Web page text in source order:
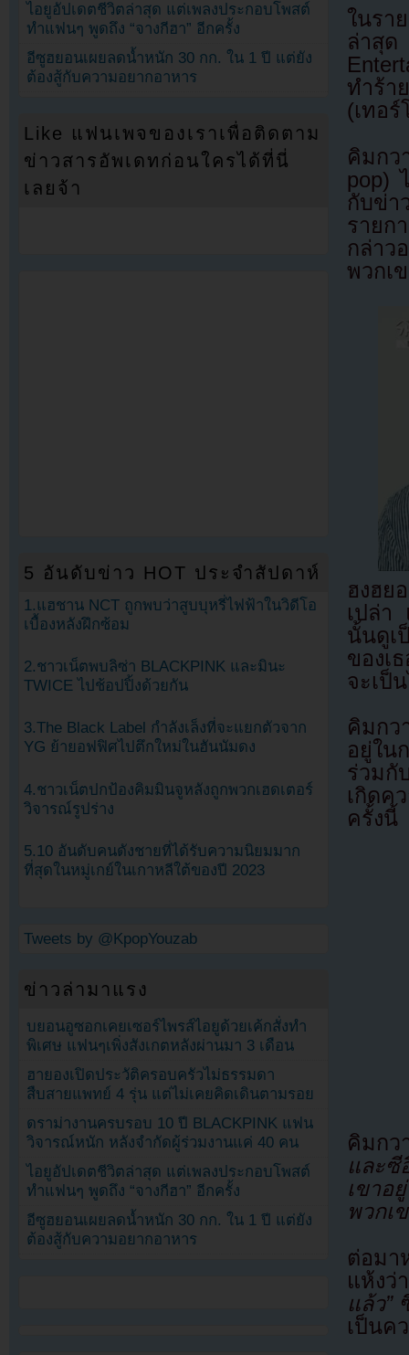
ในรา
ล่าสุ
ทำร้า
(เทอร์
คิมกว
pop)
กับข่
รายก
กล่าว
พวกเ
ฮงฮย
เปล่า
นั้นดูเ
ของเ
จะเป็
คิมกว
อยู่ใน
ร่วมกั
เกิดค
ครั้งนี้
คิมกว
และซี
เขาอ
พวกเ
ต่อมา
แห้งว่า
แล้ว”
เป็นค
ไอยูอัปเดตชีวิตล่าสุด แต่เพลงประกอบโพสต์
ทำแฟนๆ พูดถึง “จางกีฮา” อีกครั้ง
อีซูฮยอนเผยลดน้ำหนัก 30 กก. ใน 1 ปี แต่ยัง
ต้องสู้กับความอยากอาหาร
Like แฟนเพจของเราเพื่อติดตาม
ข่าวสารอัพเดทก่อนใครได้ที่นี่
เลยจ้า
5 อันดับข่าว HOT ประจำสัปดาห์
1.แฮชาน NCT ถูกพบว่าสูบบุหรี่ไฟฟ้าในวิดีโอ
เบื้องหลังฝึกซ้อม
2.ชาวเน็ตพบลิซ่า BLACKPINK และมินะ
TWICE ไปช้อปปิ้งด้วยกัน
3.The Black Label กำลังเล็งที่จะแยกตัวจาก
YG ย้ายอฟฟิศไปตึกใหม่ในฮันนัมดง
4.ชาวเน็ตปกป้องคิมมินจูหลังถูกพวกเฮดเตอร์
วิจารณ์รูปร่าง
5.10 อันดับคนดังชายที่ได้รับความนิยมมาก
ที่สุดในหมู่เกย์ในเกาหลีใต้ของปี 2023
Tweets by @KpopYouzab
ข่าวล่ามาแรง
บยอนอูซอกเคยเซอร์ไพรส์ไอยูด้วยเค้กสั่งทำ
พิเศษ แฟนๆเพิ่งสังเกตหลังผ่านมา 3 เดือน
ฮายองเปิดประวัติครอบครัวไม่ธรรมดา
สืบสายแพทย์ 4 รุ่น แต่ไม่เคยคิดเดินตามรอย
ดราม่างานครบรอบ 10 ปี BLACKPINK แฟน
วิจารณ์หนัก หลังจำกัดผู้ร่วมงานแค่ 40 คน
ไอยูอัปเดตชีวิตล่าสุด แต่เพลงประกอบโพสต์
ทำแฟนๆ พูดถึง “จางกีฮา” อีกครั้ง
อีซูฮยอนเผยลดน้ำหนัก 30 กก. ใน 1 ปี แต่ยัง
ต้องสู้กับความอยากอาหาร